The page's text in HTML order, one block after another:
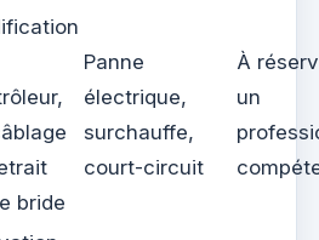
bride
Panne
électrique,
surchauffe,
court-circuit
À
un